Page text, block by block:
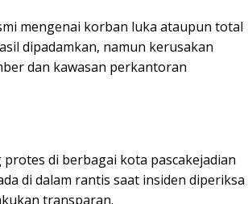
mengenai korban luka ataupun total
dipadamkan, namun kerusakan
dan kawasan perkantoran
di berbagai kota pascakejadian
di dalam rantis saat insiden diperiksa
transparan.